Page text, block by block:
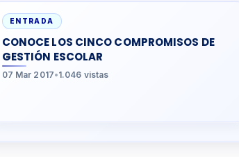
ENTRADA
CONOCE LOS CINCO COMPROMISOS DE
GESTIÓN ESCOLAR
07 Mar 2017•1.046 vistas